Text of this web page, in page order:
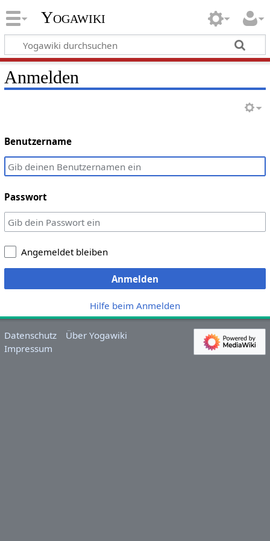
Yogawiki
Anmelden
Benutzername
Passwort
Angemeldet bleiben
Anmelden
Hilfe beim Anmelden
Datenschutz
Über Yogawiki
Impressum